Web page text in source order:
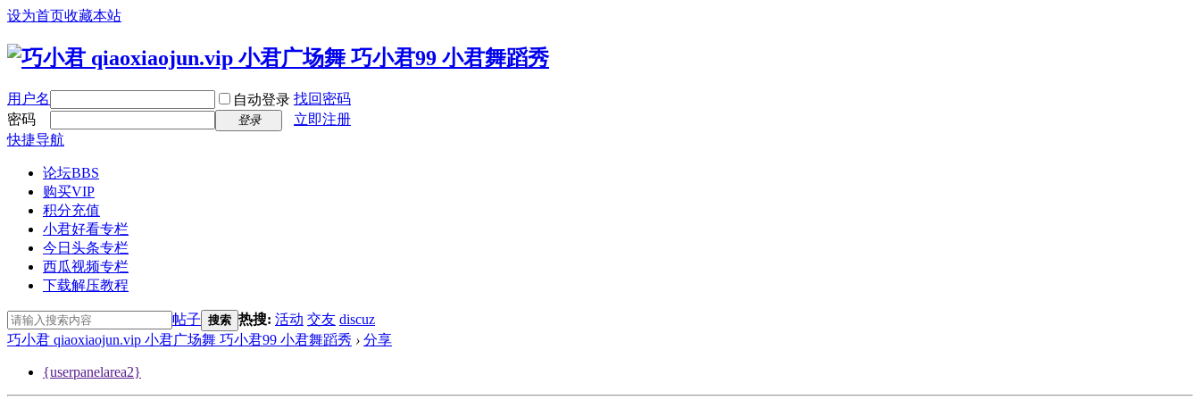
设为首页收藏本站
用户名 自动登录 找回密码
密码
登录
立即注册
快捷导航
论坛BBS
购买VIP
积分充值
小君好看专栏
今日头条专栏
西瓜视频专栏
下载解压教程
帖子 搜索 热搜: 活动 交友 discuz
巧小君 qiaoxiaojun.vip 小君广场舞 巧小君99 小君舞蹈秀 › 分享
{userpanelarea2}